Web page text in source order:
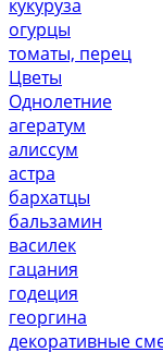
кукуруза
огурцы
томаты, перец
Цветы
Однолетние
агератум
алиссум
астра
бархатцы
бальзамин
василек
гацания
годеция
георгина
декоративные